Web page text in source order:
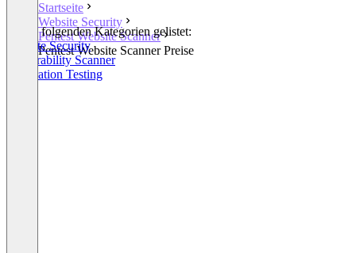
Startseite
Website Security
Pentest Website Scanner
Pentest Website Scanner Preise
In den folgenden Kategorien gelistet:
Website Security
Vulnerability Scanner
Penetration Testing